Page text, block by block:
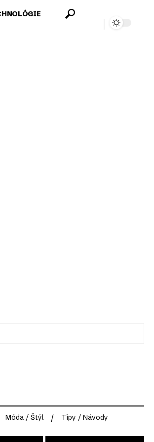
Móda / Štýl
Tipy / Návody